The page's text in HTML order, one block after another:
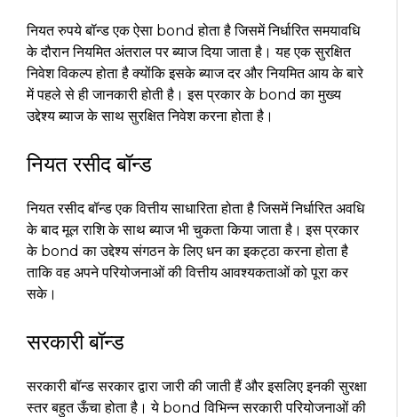
नियत रुपये बॉन्ड एक ऐसा bond होता है जिसमें निर्धारित समयावधि
के दौरान नियमित अंतराल पर ब्याज दिया जाता है। यह एक सुरक्षित
निवेश विकल्प होता है क्योंकि इसके ब्याज दर और नियमित आय के बारे
में पहले से ही जानकारी होती है। इस प्रकार के bond का मुख्य
उद्देश्य ब्याज के साथ सुरक्षित निवेश करना होता है।
नियत रसीद बॉन्ड
नियत रसीद बॉन्ड एक वित्तीय साधारिता होता है जिसमें निर्धारित अवधि
के बाद मूल राशि के साथ ब्याज भी चुकता किया जाता है। इस प्रकार
के bond का उद्देश्य संगठन के लिए धन का इकट्ठा करना होता है
ताकि वह अपने परियोजनाओं की वित्तीय आवश्यकताओं को पूरा कर
सके।
सरकारी बॉन्ड
सरकारी बॉन्ड सरकार द्वारा जारी की जाती हैं और इसलिए इनकी सुरक्षा
स्तर बहुत ऊँचा होता है। ये bond विभिन्न सरकारी परियोजनाओं की